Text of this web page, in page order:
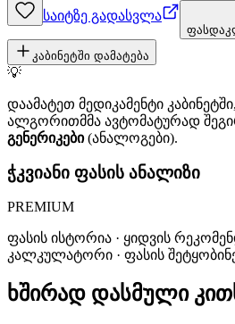
საიტზე გადასვლა
კაბინეტში დამატება
💡
დაამატეთ მედიკამენტი
ალგორითმმა ავტომატურად
გენერიკები(ანალოგები).
ჭკვიანი ფასის ანალიზი
PREMIUM
ფასის ისტორია · ყიდვის
კალკულატორი · ფასის
ხშირად დასმული